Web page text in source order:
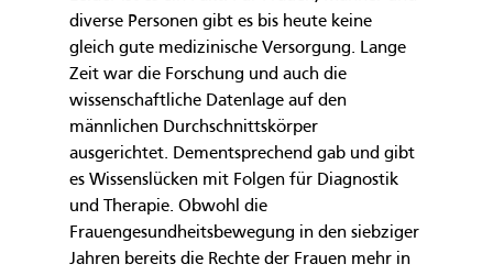
diverse Personen gibt es bis heute keine
gleich gute medizinische Versorgung. Lange
Zeit war die Forschung und auch die
wissenschaftliche Datenlage auf den
männlichen Durchschnittskörper
ausgerichtet. Dementsprechend gab und gibt
es Wissenslücken mit Folgen für Diagnostik
und Therapie. Obwohl die
Frauengesundheitsbewegung in den siebziger
Jahren bereits die Rechte der Frauen mehr in